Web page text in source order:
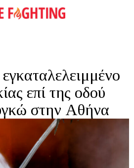
επί της οδού
στην Αθήνα